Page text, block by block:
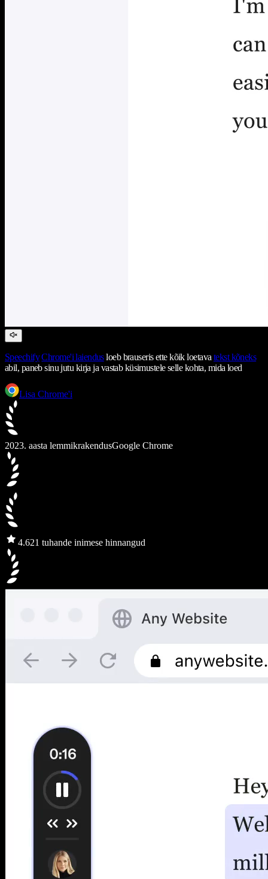
Speechify Chrome'i laiendusloeb brauseris ette kõik loetava tekst kõneks
abil, paneb sinu jutu kirja ja vastab küsimustele selle kohta, mida loed
Lisa Chrome'i
2023. aasta lemmikrakendusGoogle Chrome
4.621 tuhande inimese hinnangud